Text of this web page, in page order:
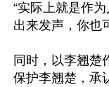
“实际上就是作
出来发声，你也
同时，以李翘楚
保护李翘楚，承